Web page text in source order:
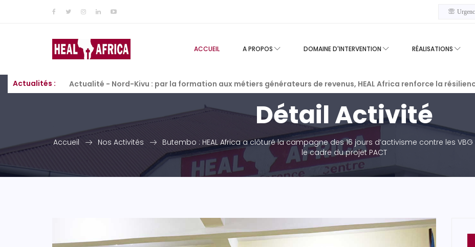
ACCUEIL A PROPOS DOMAINE D'INTERVENTION RÉALISATIONS
Actualités : Actualité - Nord-Kivu : par la formation aux métiers générateurs de revenus, HEAL Africa renforce la
Détail Activité
Accueil Nos Activités
Butembo : HEAL Africa a clôturé la campagne des 16 jours d’activisme contre les
le cadre du projet PACT